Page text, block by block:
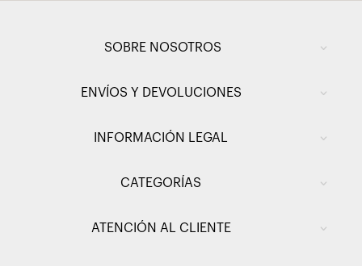
SOBRE NOSOTROS
ENVÍOS Y DEVOLUCIONES
INFORMACIÓN LEGAL
CATEGORÍAS
ATENCIÓN AL CLIENTE